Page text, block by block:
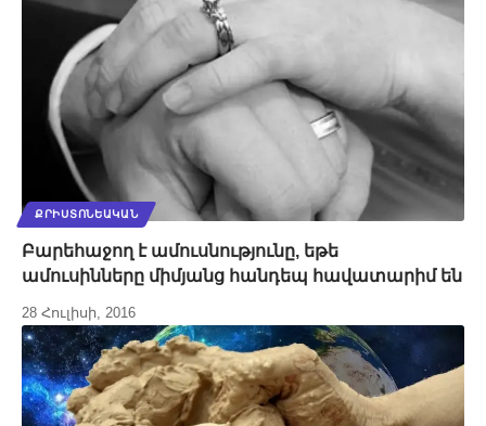
ՔՐԻՍՏՈՆԵԱԿԱՆ
Բարեհաջող է ամուսնությունը, եթե
ամուսինները միմյանց հանդեպ հավատարիմ են
28 Հուլիսի, 2016